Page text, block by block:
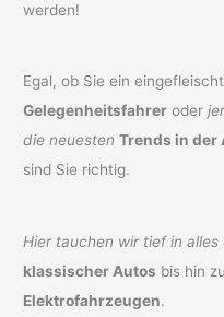
werden!
Egal, ob Sie ein
Gelegenheitsfahrer oder
die neuesten Trends in der
sind Sie richtig.
Hier tauchen wir tief in alles
klassischer Autos bis hin
Elektrofahrzeugen.